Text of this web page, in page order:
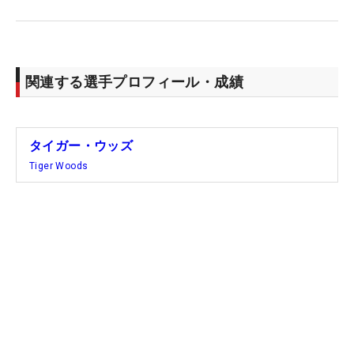
も8アンダー…、二人ともパットが下手過ぎだよ
ね」。そういって父を見上げると、タイガーも苦笑
んてないよ。誰かに聞かれたら答える練習をする。
関連する選手プロフィール・成績
タイガー・ウッズ
Tiger Woods